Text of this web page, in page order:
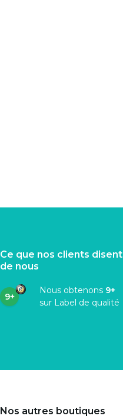
Ce que nos clients disent
de nous
9+
Nous obtenons 9+
sur Label de qualité
Nos autres boutiques